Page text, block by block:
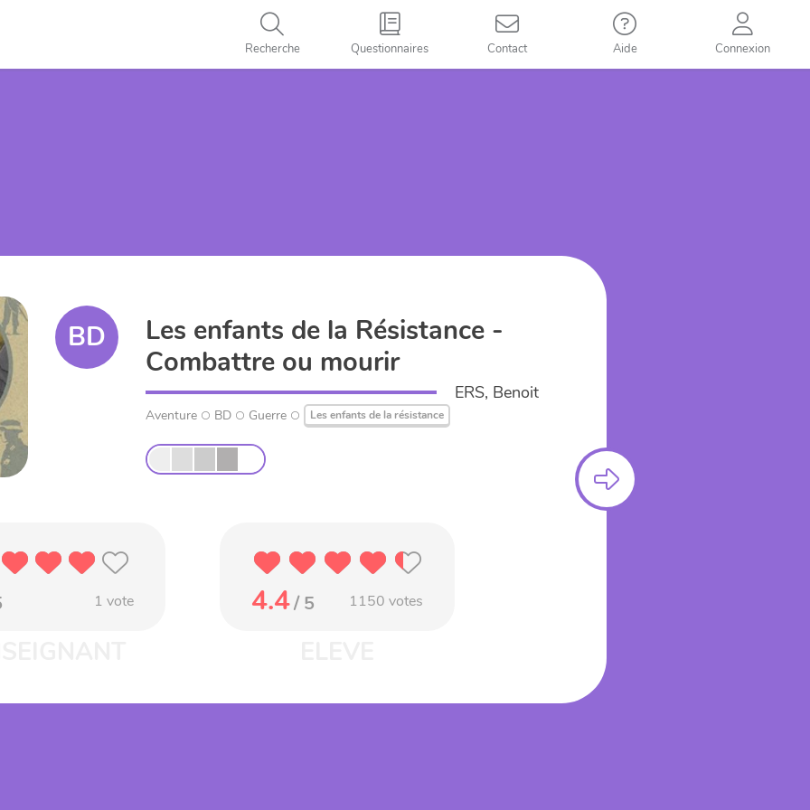
Recherche Questionnaires Contact Aide Connexion
BD
Les enfants de la Résistance -
Combattre ou mourir
ERS, Benoit
Aventure BD Guerre Les enfants de la résistance
1 vote 4.4/ 5 1150 votes